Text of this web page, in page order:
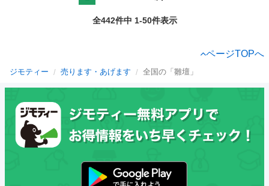
全442件中 1-50件表示
ページTOPへ
ジモティー 売ります・あげます 全国の「雛壇」